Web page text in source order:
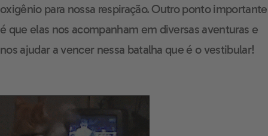
oxigênio para nossa respiração. Outro ponto importante
é que elas nos acompanham em diversas aventuras e
nos ajudar a vencer nessa batalha que é o vestibular!